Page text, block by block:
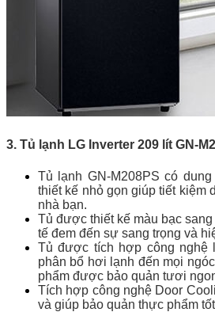
3. Tủ lạnh LG Inverter 209 lít GN-
Tủ lạnh GN-M208PS có
thiết kế nhỏ gọn giúp tiết kiệm
nhà bạn.
Tủ được thiết kế màu bạc
tế đem đến sự sang trọng và
Tủ được tích hợp công nghệ
phân bổ hơi lạnh đến mọi
phẩm được bảo quản tươi
Tích hợp công nghệ Door
và giúp bảo quản thực phẩm